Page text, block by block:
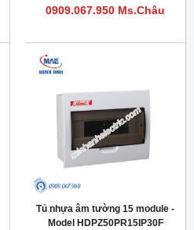
0909.067.950 Ms.Châu
Tủ nhựa âm tường 15 module -
Model HDPZ50PR15IP30F